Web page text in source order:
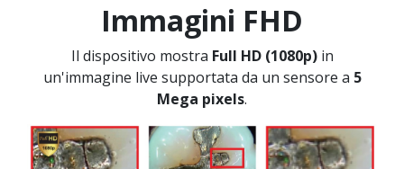
Immagini FHD
Il dispositivo mostra Full HD (1080p)in
un'immagine live supportata da un sensore a 5
Mega pixels.